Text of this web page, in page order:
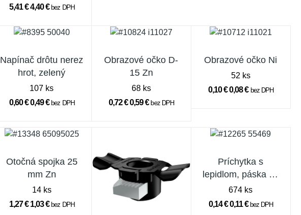
5,41 €4,40 €bez DPH
Napínač drôtu nerez
hrot, zelený
107 ks
0,60 €0,49 €bez DPH
Obrazové očko D-
15 Zn
68 ks
0,72 €0,59 €bez DPH
Obrazové očko Ni
52 ks
0,10 €0,08 € bez DPH
Otočná spojka 25
mm Zn
14 ks
1,27 €1,03 €bez DPH
Príchytka s
lepidlom, páska hr.
3,6mm
674 ks
0,14 €0,11 €bez DPH